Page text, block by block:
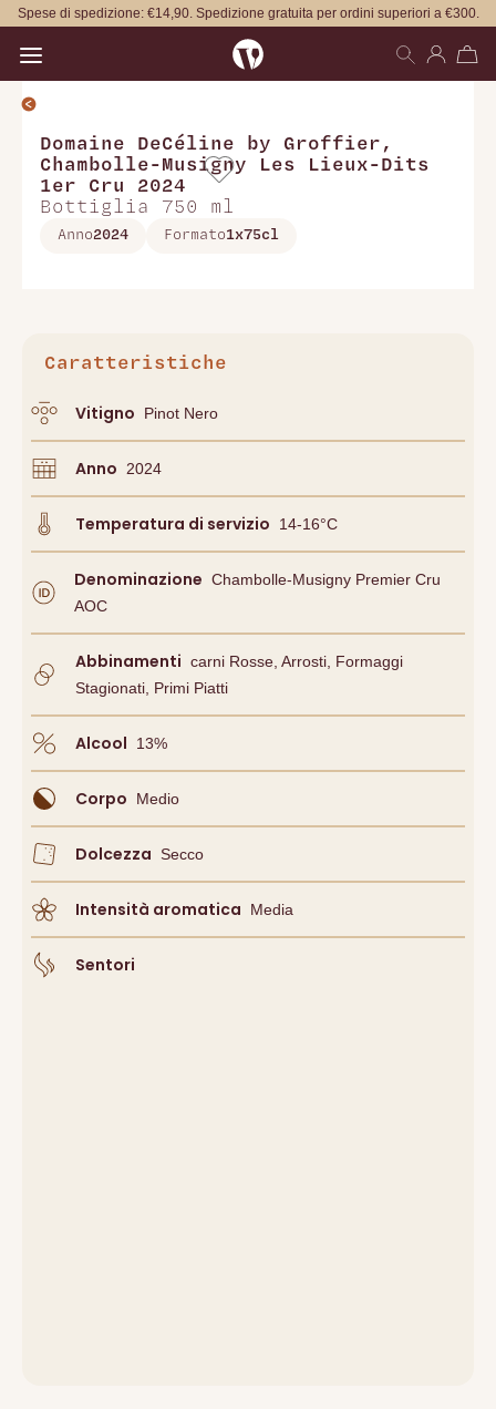
Spese di spedizione: €14,90. Spedizione gratuita per ordini superiori a €300.
Domaine DeCéline by Groffier ,
Chambolle-Musigny Les Lieux-Dits
1er Cru 2024
Bottiglia 750 ml
Anno2024 Formato1x75cl
Caratteristiche
Vitigno Pinot Nero
Anno 2024
Temperatura di servizio 14-16°C
Denominazione Chambolle-Musigny Premier Cru
AOC
Abbinamenti Carni Rosse, Arrosti, Formaggi
Stagionati, Primi Piatti
Alcool 13%
Corpo Medio
Dolcezza Secco
Intensità aromatica Media
Sentori